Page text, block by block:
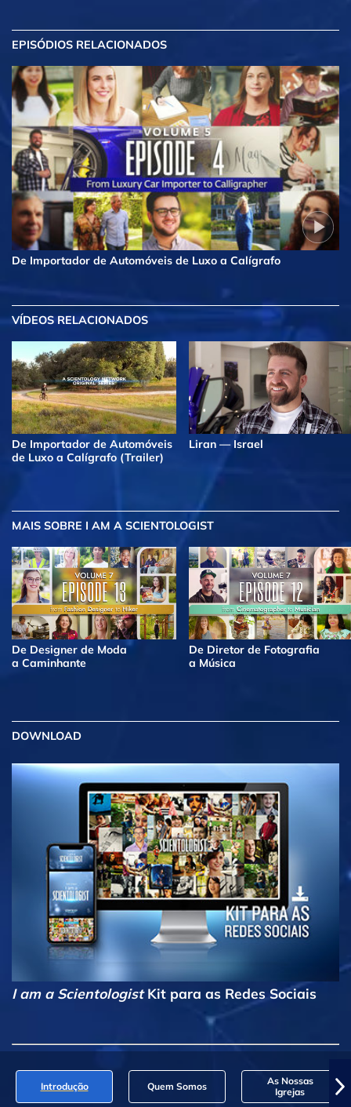
EPISÓDIOS RELACIONADOS
De Importador de Automóveis de Luxo a Calígrafo
VÍDEOS RELACIONADOS
De Importador de Automóveis
de Luxo a Calígrafo (Trailer)
Liran — Israel
MAIS SOBRE I AM A SCIENTOLOGIST
De Designer de Moda
a Caminhante
De Diretor de Fotografia
a Música
DOWNLOAD
I am a ScientologistKit para as Redes Sociais
Introdução Quem Somos
As Nossas
Igrejas